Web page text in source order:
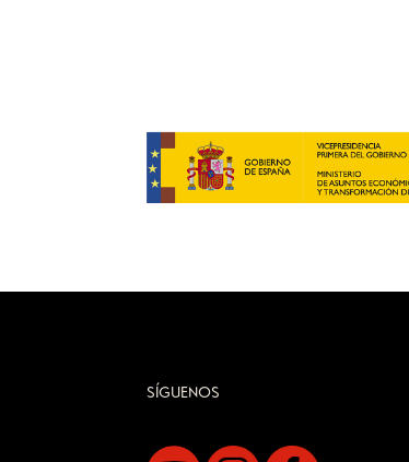
SÍGUENOS